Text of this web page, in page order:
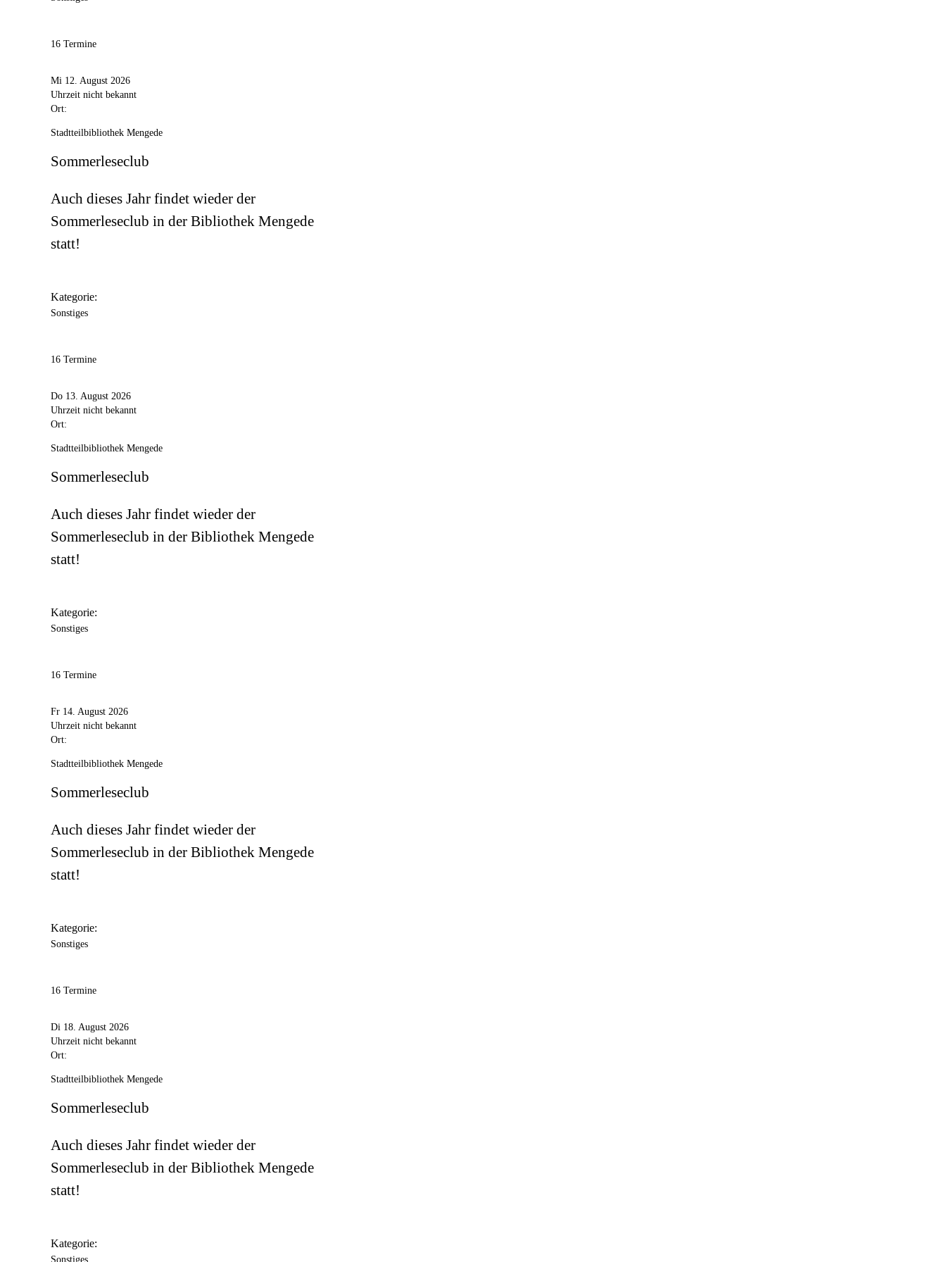
16 Termine
Mi 12. August 2026
Uhrzeit nicht bekannt
Ort:
Stadtteilbibliothek Mengede
Sommerleseclub
Auch dieses Jahr findet wieder der
Sommerleseclub in der Bibliothek Mengede
statt!
Kategorie:
Sonstiges
16 Termine
Do 13. August 2026
Uhrzeit nicht bekannt
Ort:
Stadtteilbibliothek Mengede
Sommerleseclub
Auch dieses Jahr findet wieder der
Sommerleseclub in der Bibliothek Mengede
statt!
Kategorie:
Sonstiges
16 Termine
Fr 14. August 2026
Uhrzeit nicht bekannt
Ort:
Stadtteilbibliothek Mengede
Sommerleseclub
Auch dieses Jahr findet wieder der
Sommerleseclub in der Bibliothek Mengede
statt!
Kategorie:
Sonstiges
16 Termine
Di 18. August 2026
Uhrzeit nicht bekannt
Ort:
Stadtteilbibliothek Mengede
Sommerleseclub
Auch dieses Jahr findet wieder der
Sommerleseclub in der Bibliothek Mengede
statt!
Kategorie:
Sonstiges